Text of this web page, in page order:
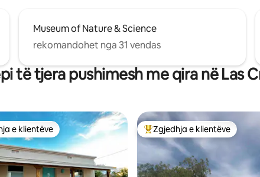
Museum of Nature & Science
rekomandohet nga 31 vendas
të tjera pushimesh me qira në Las
e zgjedhjeve të klientëve
e klientëve Më të mirat e zgjedhjeve të
Zgjedhja e klientëve